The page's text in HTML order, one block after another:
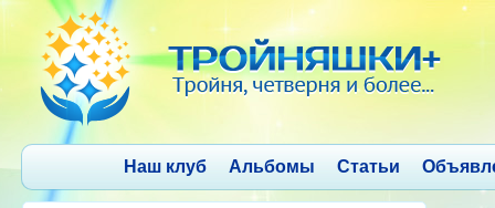
Наш клуб Альбомы Статьи